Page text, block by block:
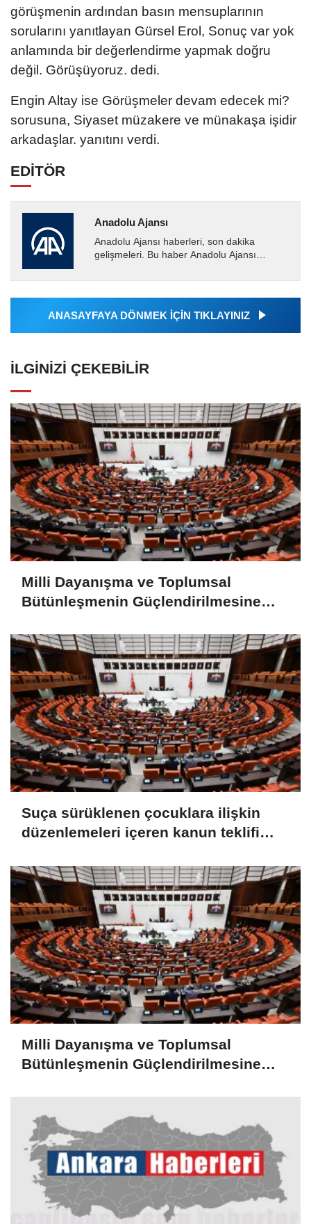
görüşmenin ardından basın mensuplarının
sorularını yanıtlayan Gürsel Erol, Sonuç var yok
anlamında bir değerlendirme yapmak doğru
değil. Görüşüyoruz. dedi.
Engin Altay ise Görüşmeler devam edecek mi?
sorusuna, Siyaset müzakere ve münakaşa işidir
arkadaşlar. yanıtını verdi.
EDİTÖR
Anadolu Ajansı
Anadolu Ajansı haberleri, son dakika
gelişmeleri. Bu haber Anadolu Ajansı
tarafından geçilen tüm...
ANASAYFAYA DÖNMEK İÇİN TIKLAYINIZ
İLGINIZI ÇEKEBILIR
Milli Dayanışma ve Toplumsal
Bütünleşmenin Güçlendirilmesine
Komisyonunda kabul edildi
Suça sürüklenen çocuklara ilişkin
düzenlemeleri içeren kanun teklifi
Milli Dayanışma ve Toplumsal
Bütünleşmenin Güçlendirilmesine